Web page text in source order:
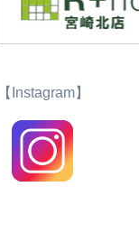
【Instagram】